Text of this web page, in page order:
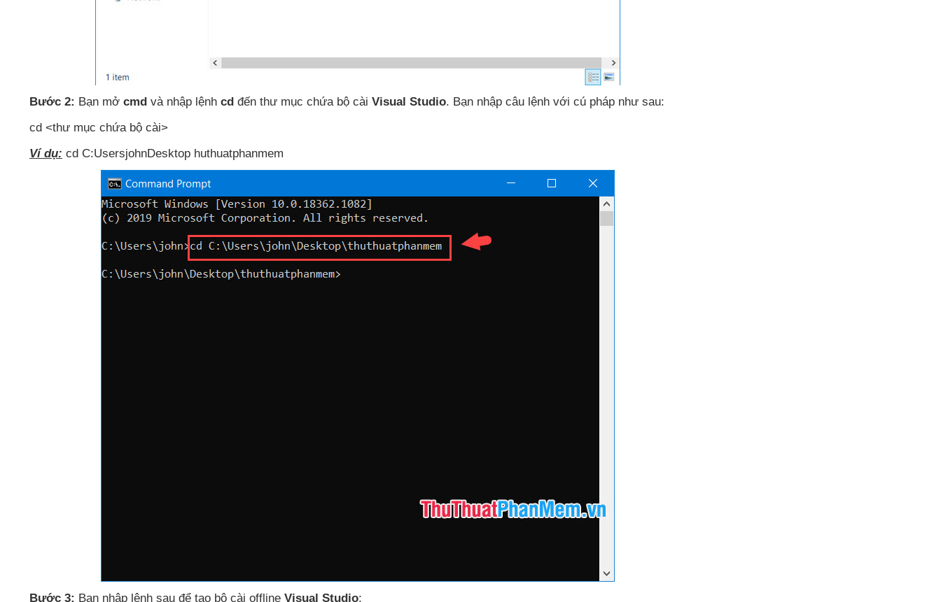
Bước 2: Bạn mở cmd và nhập lệnh cd đến thư mục chứa bộ cài Visual Studio. Bạn nhập câu lệnh với cú pháp như sau:
cd <thư mục chứa bộ cài>
Ví dụ: cd C:UsersjohnDesktop huthuatphanmem
Bước 3: Bạn nhập lệnh sau để tạo bộ cài offline Visual Studio: